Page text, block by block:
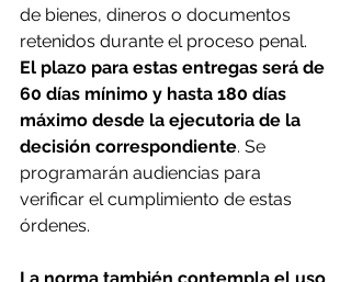
de bienes, dineros o documentos
retenidos durante el proceso penal.
El plazo para estas entregas será de
60 días mínimo y hasta 180 días
máximo desde la ejecutoria de la
decisión correspondiente. Se
programarán audiencias para
verificar el cumplimiento de estas
órdenes.